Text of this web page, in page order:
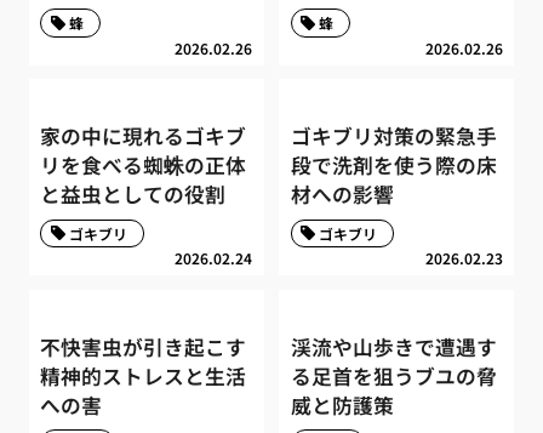
2026.02.26
蜂
2026.02.26
蜂
家の中に現れるゴキブ
リを食べる蜘蛛の正体
と益虫としての役割
2026.02.24
ゴキブリ
ゴキブリ対策の緊急手
段で洗剤を使う際の床
材への影響
2026.02.23
ゴキブリ
不快害虫が引き起こす
精神的ストレスと生活
への害
渓流や山歩きで遭遇す
る足首を狙うブユの脅
威と防護策